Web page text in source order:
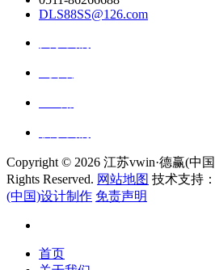
DLS88SS@126.com
Copyright © 2026 江苏vwin·德赢(中
Rights Reserved. 网站地图 技术支持：
(中国)设计制作 免责声明
首页